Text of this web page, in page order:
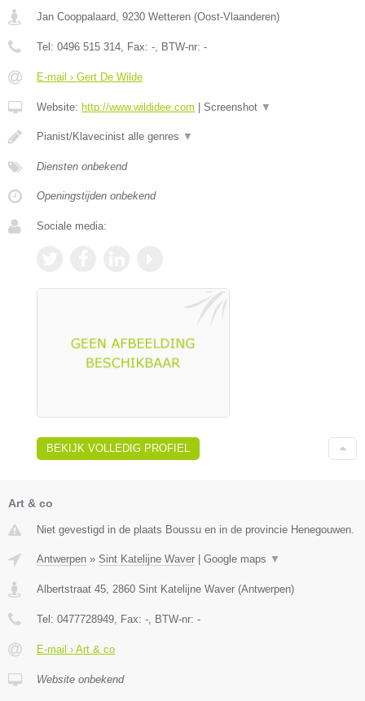
Jan Cooppalaard 9230 Wetteren (Oost-Vlaanderen)
Tel: 0496 515 314 , Fax: - , BTW-nr: -
E-mail › Gert De Wilde
Website: http://www.wildidee.com Screenshot ▼
Pianist/Klavecinist alle genres ▼
Diensten onbekend
Openingstijden onbekend
Sociale media:
BEKIJK VOLLEDIG PROFIEL
Art & co
Niet gevestigd in de plaats Boussu en in de provincie Henegouwen.
Antwerpen » Sint Katelijne Waver | Google maps ▼
Albertstraat 45 2860 Sint Katelijne Waver (Antwerpen)
Tel: 0477728949 , Fax: - , BTW-nr: -
E-mail › Art & co
Website onbekend